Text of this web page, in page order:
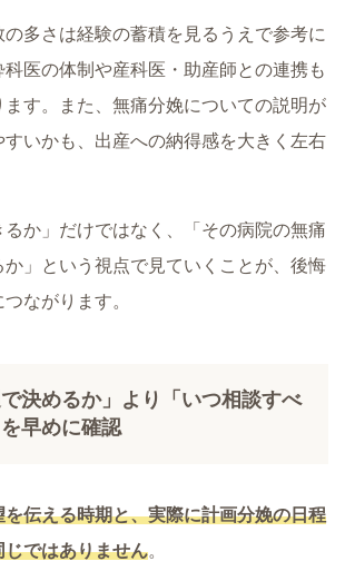
多さは経験の蓄積を見るうえで参考に
医の体制や産科医・助産師との連携も
す。また、無痛分娩についての説明が
いかも、出産への納得感を大きく左右
るか」だけではなく、「その病院の無痛
」という視点で見ていくことが、後悔
ながります。
で決めるか」より「いつ相談すべ
早めに確認
を伝える時期と、実際に計画分娩の日程
ではありません。